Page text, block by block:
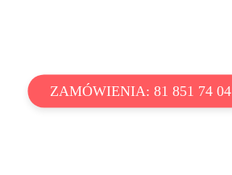
ZAMÓWIENIA: 81 851 74 04